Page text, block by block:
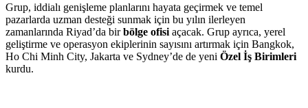
Grup, iddialı genişleme planlarını hayata geçirmek ve temel
pazarlarda uzman desteği sunmak için bu yılın ilerleyen
zamanlarında Riyad’da birbölge ofisi açacak. Grup ayrıca, yerel
geliştirme ve operasyon ekiplerinin sayısını artırmak için Bangkok,
Ho Chi Minh City, Jakarta ve Sydney’de de yeni Özel İş Birimleri
kurdu.